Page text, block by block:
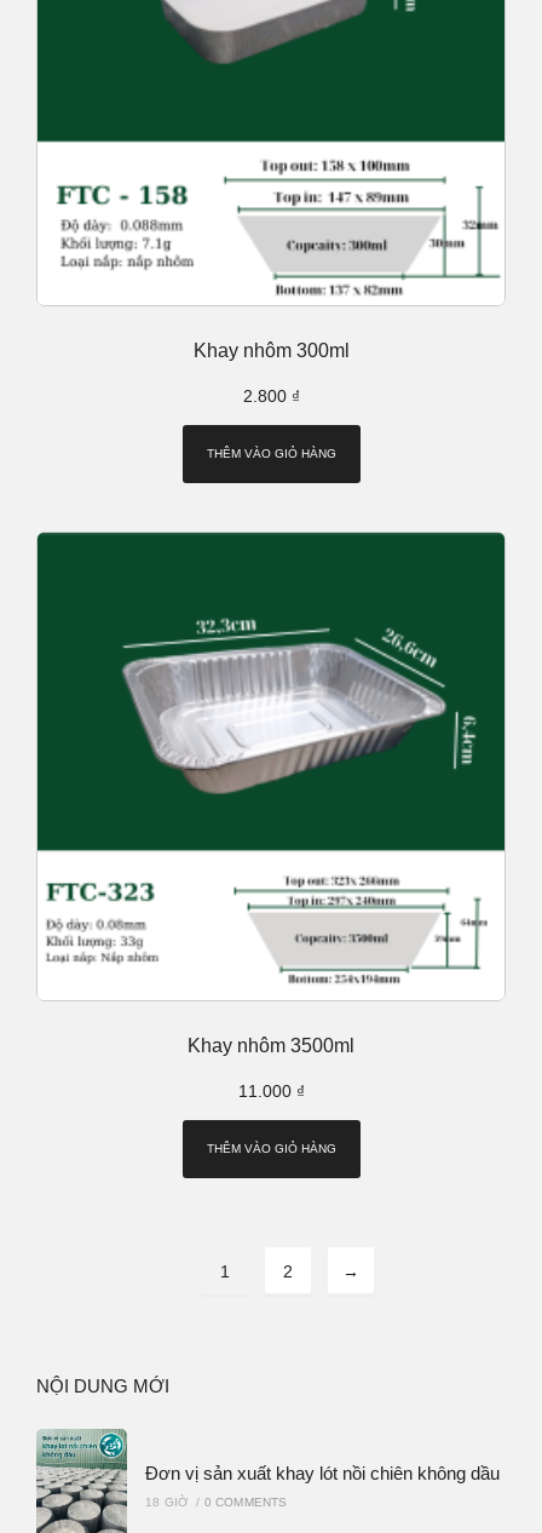
Khay nhôm 300ml
2.800 ₫
THÊM VÀO GIỎ HÀNG
Khay nhôm 3500ml
11.000 ₫
THÊM VÀO GIỎ HÀNG
1 2 →
NỘI DUNG MỚI
Đơn vị sản xuất khay lót nồi chiên không dầu
18 GIỜ / 0 COMMENTS